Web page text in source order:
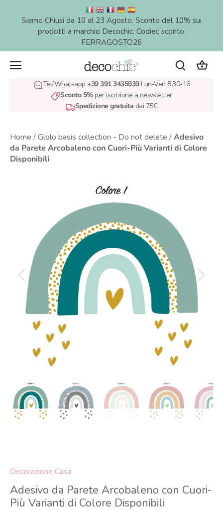
Siamo Chiusi da 10 al 23 Agosto. Sconto del 10% sui
prodotti a marchio Decochic. Codiec sconto:
FERRAGOSTO26
Tel/Whatsapp +39 391 3435939Lun-Ven 8.30-16
Sconto 5%per iscrizione a newsletter
Spedizione gratuita dai 75€
Home /Glolo basis collection - Do not delete /Adesivo
da Parete Arcobaleno con Cuori-Più Varianti di Colore
Disponibili
Decorazione Casa
Adesivo da Parete Arcobaleno con Cuori-
Più Varianti di Colore Disponibili